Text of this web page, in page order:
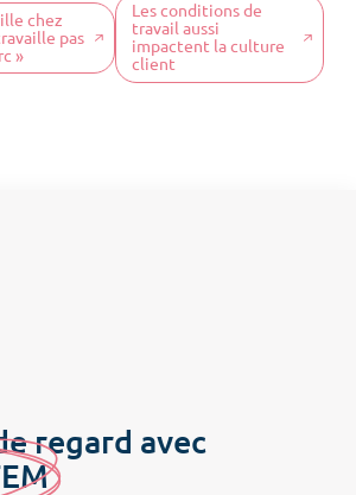
Contactez-nous
Prendre rendez-vous
chez
pas
»
Les conditions de
travail aussi
impactent la culture
client
regard avec
M